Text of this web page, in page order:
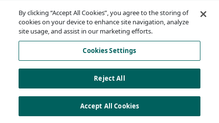
SECONDARY MENU
politica sulla riservatezza
Linea diretta per la conformità
Termini di utilizzo
AODA
Cookies Settings
By clicking “Accept All Cookies”, you agree to the storing of
cookies on your device to enhance site navigation, analyze
site usage, and assist in our marketing efforts.
Cookies Settings
Reject All
Accept All Cookies